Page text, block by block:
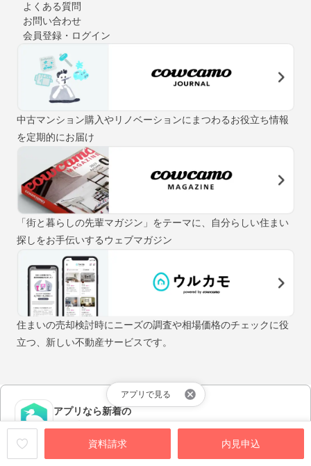
資料請求 内見申込
アプリで見る
よくある質問
お問い合わせ
会員登録・ログイン
中古マンション購入やリノベーションにまつわるお役立ち情報
を定期的にお届け
「街と暮らしの先輩マガジン」をテーマに、自分らしい住まい
探しをお手伝いするウェブマガジン
住まいの売却検討時にニーズの調査や相場価格のチェックに役
立つ、新しい不動産サービスです。
アプリなら新着の
物件情報が早く届く！